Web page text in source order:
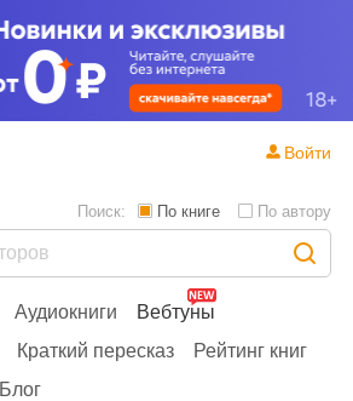
Аудиокниги
Вебтуны
Краткий пересказ
Рейтинг книг
Блог
Поиск: По книге По автору
Войти